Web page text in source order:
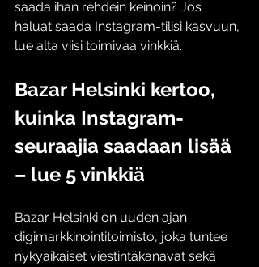
saada ihan rehdein keinoin? Jos
haluat saada Instagram-tilisi kasvuun,
lue alta viisi toimivaa vinkkiä.
Bazar Helsinki kertoo,
kuinka Instagram-
seuraajia saadaan lisää
– lue 5 vinkkiä
Bazar Helsinki on uuden ajan
digimarkkinointitoimisto, joka tuntee
nykyaikaiset viestintäkanavat sekä